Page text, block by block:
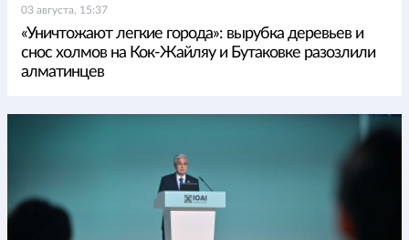
03 августа, 15:37
«Уничтожают легкие города»: вырубка деревьев и
снос холмов на Кок-Жайляу и Бутаковке разозлили
алматинцев